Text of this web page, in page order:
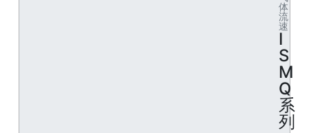
体
流
速
I
S
M
Q
系
列